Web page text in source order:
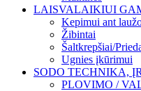
LAISVALAIKIUI
Kepimui ant
Žibintai
Šaltkrepšiai/
Ugnies įkūrimui
SODO TECHNIKA,
PLOVIMO /